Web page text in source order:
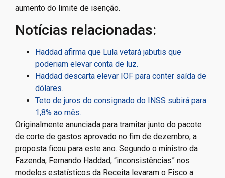
aumento do limite de isenção.
Notícias relacionadas:
Haddad afirma que Lula vetará jabutis que
poderiam elevar conta de luz.
Haddad descarta elevar IOF para conter saída de
dólares.
Teto de juros do consignado do INSS subirá para
1,8% ao mês.
Originalmente anunciada para tramitar junto do pacote
de corte de gastos aprovado no fim de dezembro, a
proposta ficou para este ano. Segundo o ministro da
Fazenda, Fernando Haddad, “inconsistências” nos
modelos estatísticos da Receita levaram o Fisco a